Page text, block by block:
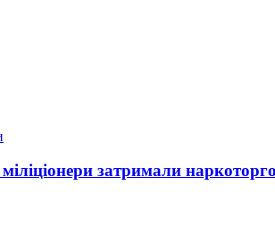
затримали